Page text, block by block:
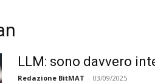
LLM: sono davvero
Redazione BitMAT - 03/09/2025